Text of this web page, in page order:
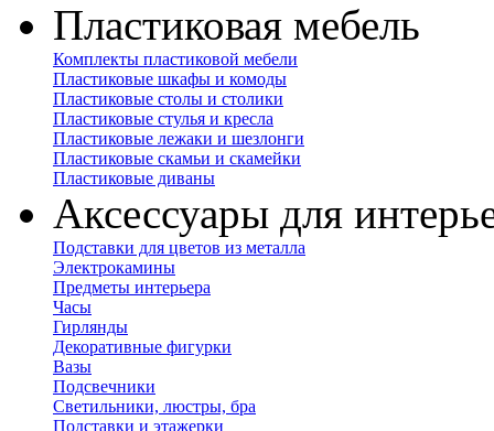
Пластиковая мебель
Комплекты пластиковой мебели
Пластиковые шкафы и комоды
Пластиковые столы и столики
Пластиковые стулья и кресла
Пластиковые лежаки и шезлонги
Пластиковые скамьи и скамейки
Пластиковые диваны
Аксессуары для
Подставки для цветов из металла
Электрокамины
Предметы интерьера
Часы
Гирлянды
Декоративные фигурки
Вазы
Подсвечники
Светильники, люстры, бра
Подставки и этажерки